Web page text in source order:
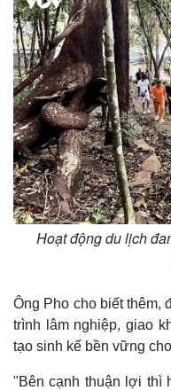
Thế giới
Hồ sơ
Hoạt động du lịch
Ông Pho cho biết thêm,
trình lâm nghiệp, giao
tạo sinh kế bền vững
"Bên cạnh thuận lợi thì